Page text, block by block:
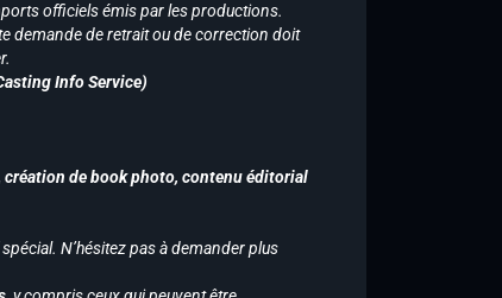
officiels émis par les productions.
demande de retrait ou de correction doit
Info Service)
de book photo, contenu éditorial
N’hésitez pas à demander plus